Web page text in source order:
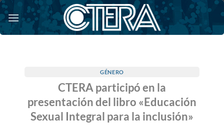
Saltar
al
contenido
GÉNERO
CTERA participó en la
presentación del libro «Educación
Sexual Integral para la inclusión»